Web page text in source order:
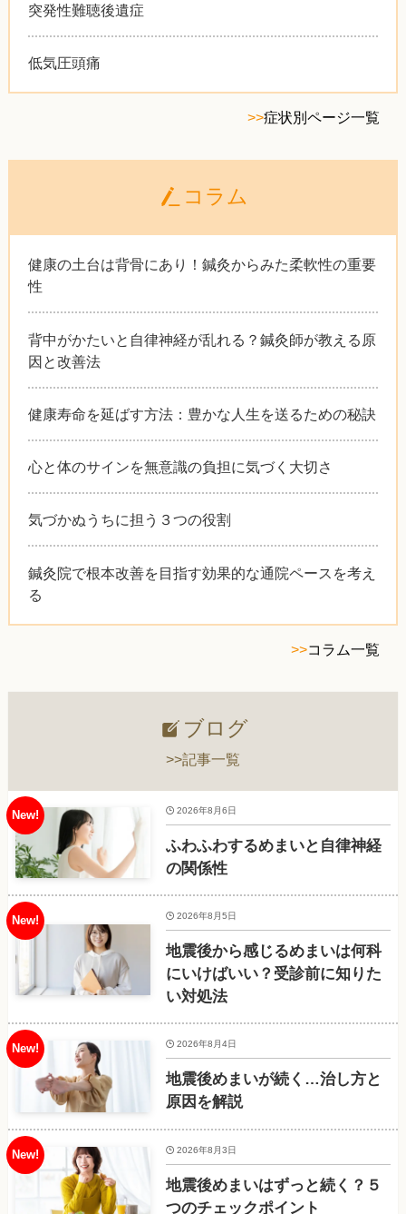
突発性難聴後遺症
低気圧頭痛
>>症状別ページ一覧
コラム
健康の土台は背骨にあり！鍼灸からみた柔軟性の重要
性
背中がかたいと自律神経が乱れる？鍼灸師が教える原
因と改善法
健康寿命を延ばす方法：豊かな人生を送るための秘訣
心と体のサインを無意識の負担に気づく大切さ
気づかぬうちに担う３つの役割
鍼灸院で根本改善を目指す効果的な通院ペースを考え
る
>>コラム一覧
ブログ
>>記事一覧
ふわふわするめまいと自律神経
の関係性
2026年8月6日
地震後から感じるめまいは何科
にいけばいい？受診前に知りた
い対処法
2026年8月5日
地震後めまいが続く…治し方と
原因を解説
2026年8月4日
地震後めまいはずっと続く？５
つのチェックポイント
2026年8月3日